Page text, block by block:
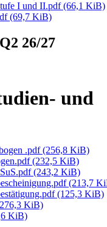
I und II.pdf(66,1 KiB)
(69,7 KiB)
26/27
und
.pdf(256,8 KiB)
(232,5 KiB)
(243,2 KiB)
(213,7
(125,3 KiB)
KiB)
KiB)